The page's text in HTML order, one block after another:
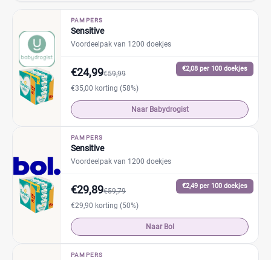
PAMPERS
Sensitive
Voordeelpak van 1200 doekjes
€2,08 per 100 doekjes
€24,99€59,99
€35,00 korting (58%)
Naar Babydrogist
PAMPERS
Sensitive
Voordeelpak van 1200 doekjes
€2,49 per 100 doekjes
€29,89€59,79
€29,90 korting (50%)
Naar Bol
PAMPERS